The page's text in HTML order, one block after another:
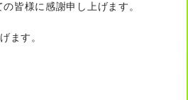
皆様に感謝申し上げます。
ます。